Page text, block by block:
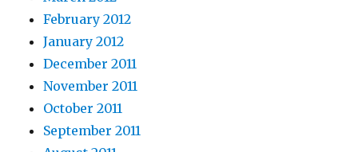
February 2012
January 2012
December 2011
November 2011
October 2011
September 2011